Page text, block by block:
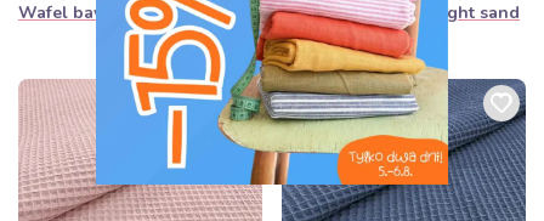
Wafel bawełniany dark mint Wafel bawełniany light sand